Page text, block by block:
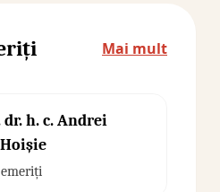
Mai mult
dr. h. c. Andrei